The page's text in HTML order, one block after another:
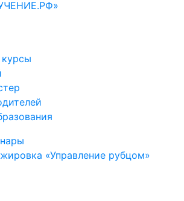
«Управление рубцом»